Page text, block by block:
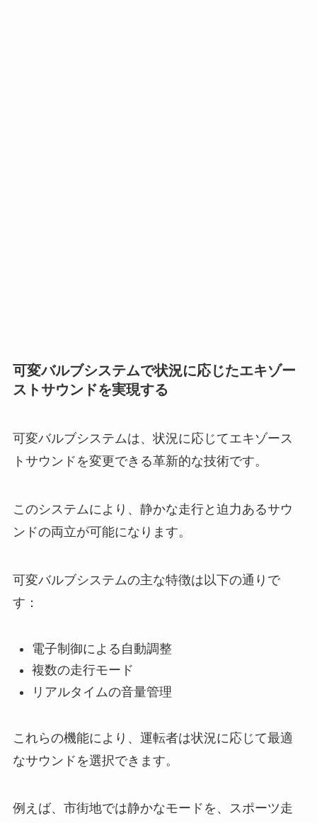
可変バルブシステムで状況に応じたエキゾー
ストサウンドを実現する
可変バルブシステムは、状況に応じてエキゾース
トサウンドを変更できる革新的な技術です。
このシステムにより、静かな走行と迫力あるサウ
ンドの両立が可能になります。
可変バルブシステムの主な特徴は以下の通りで
す：
電子制御による自動調整
複数の走行モード
リアルタイムの音量管理
これらの機能により、運転者は状況に応じて最適
なサウンドを選択できます。
例えば、市街地では静かなモードを、スポーツ走